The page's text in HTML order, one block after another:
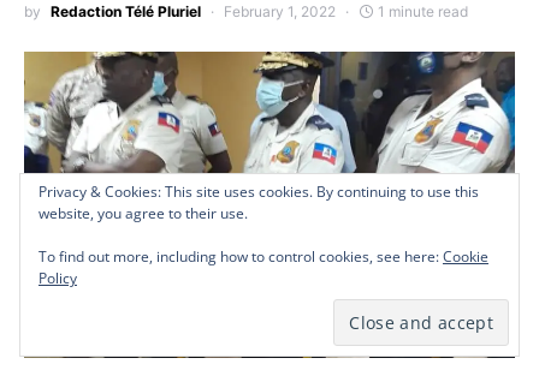
Privacy & Cookies: This site uses cookies. By continuing to use this
website, you agree to their use.
To find out more, including how to control cookies, see here:Cookie
Policy
by Redaction Télé Pluriel February 1, 2022 1 minute read
Privacy & Cookies: This site uses cookies. By continuing to use this
website, you agree to their use.
To find out more, including how to control cookies, see here:Cookie
Policy
Privacy & Cookies: This site uses cookies. By continuing to use this
website, you agree to their use.
To find out more, including how to control cookies, see here:Cookie
Policy